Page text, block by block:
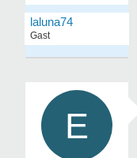
laluna74
Gast
E